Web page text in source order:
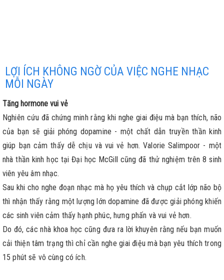
LỢI ÍCH KHÔNG NGỜ CỦA VIỆC NGHE NHẠC
MỖI NGÀY
Tăng hormone vui vẻ
Nghiên cứu đã chứng minh rằng khi nghe giai điệu mà bạn thích, não
của bạn sẽ giải phóng dopamine - một chất dẫn truyền thần kinh
giúp bạn cảm thấy dễ chịu và vui vẻ hơn. Valorie Salimpoor - một
nhà thần kinh học tại Đại học McGill cũng đã thử nghiệm trên 8 sinh
viên yêu âm nhạc.
Sau khi cho nghe đoạn nhạc mà họ yêu thích và chụp cắt lớp não bộ
thì nhận thấy rằng một lượng lớn dopamine đã được giải phóng khiến
các sinh viên cảm thấy hạnh phúc, hưng phấn và vui vẻ hơn.
Do đó, các nhà khoa học cũng đưa ra lời khuyên rằng nếu bạn muốn
cải thiện tâm trạng thì chỉ cần nghe giai điệu mà bạn yêu thích trong
15 phút sẽ vô cùng có ích.